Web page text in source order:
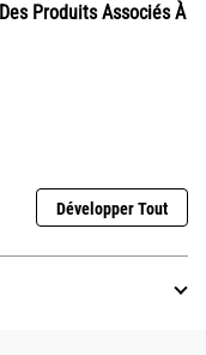
Produits Associés À
Développer Tout